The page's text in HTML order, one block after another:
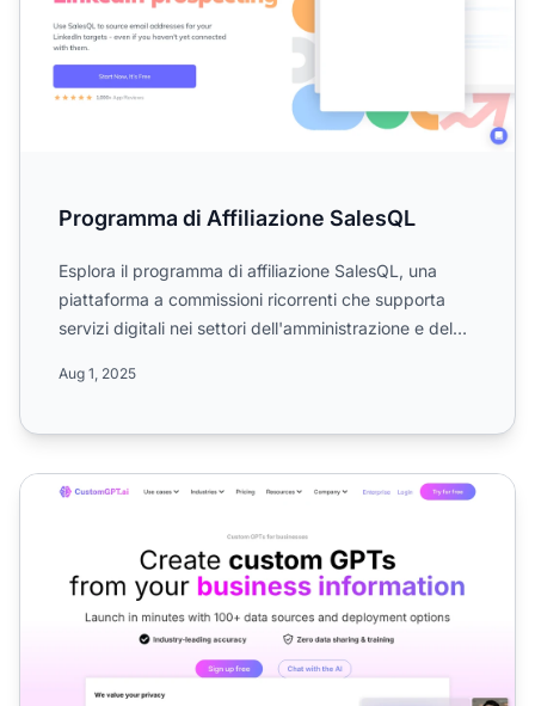
Programma di Affiliazione SalesQL
Esplora il programma di affiliazione SalesQL, una
piattaforma a commissioni ricorrenti che supporta
servizi digitali nei settori dell'amministrazione e del
Aug 1, 2025
Programma di affiliazione CustomGPT.ai